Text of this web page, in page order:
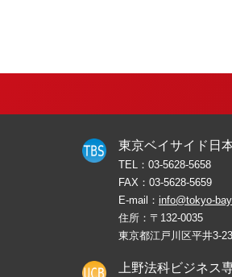
東京ベイサイド日
TEL： 03-5628-5658
FAX： 03-5628-5659
E-mail： info@tokyo-
住所：〒132-0035
東京都江戸川区平井3-
上野法科ビジネス